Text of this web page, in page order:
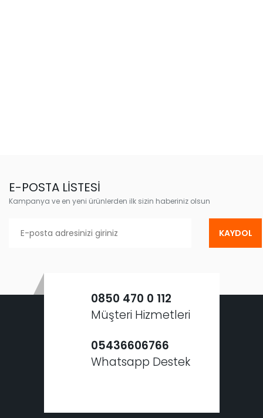
E-POSTA LİSTESİ
Kampanya ve en yeni ürünlerden ilk sizin haberiniz olsun
KAYDOL
0850 470 0 112
Müşteri Hizmetleri
05436606766
Whatsapp Destek